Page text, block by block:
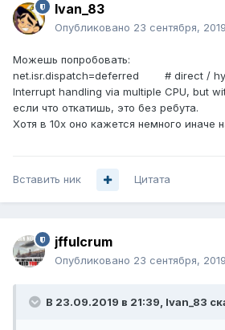
Ivan_83
Опубликовано 23 сентября, 2019
Можешь попробовать:
net.isr.dispatch=deferred # direct /
Interrupt handling via multiple CPU, but
если что откатишь, это без ребута.
Хотя в 10х оно кажется немного иначе
Вставить ник Цитата
jffulcrum
Опубликовано 23 сентября, 2019
В 23.09.2019 в 21:39, Ivan_83